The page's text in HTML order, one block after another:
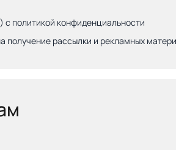
политикой конфиденциальности
получение рассылки и рекламных